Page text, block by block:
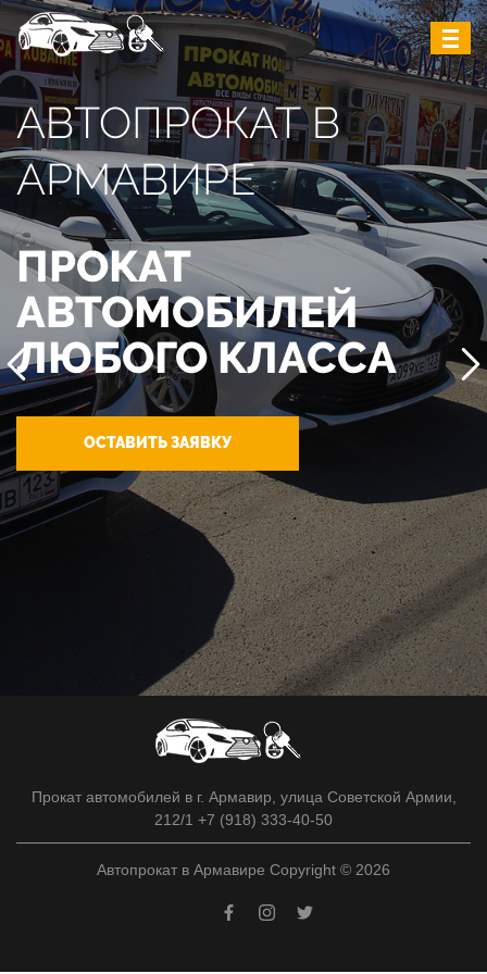
АВТОПРОКАТ В
АРМАВИРЕ
ПРОКАТ
АВТОМОБИЛЕЙ
ЛЮБОГО КЛАССА
ОСТАВИТЬ ЗАЯВКУ
Прокат автомобилей в г. Армавир, улица Советской Армии,
212/1 +7 (918) 333-40-50
Автопрокат в Армавире Copyright © 2026